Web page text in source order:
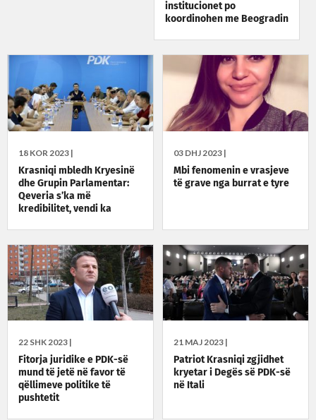
institucionet po
koordinohen me Beogradin
03 DHJ 2023 |
Mbi fenomenin e vrasjeve
të grave nga burrat e tyre
18 KOR 2023 |
Krasniqi mbledh Kryesinë
dhe Grupin Parlamentar:
Qeveria s’ka më
kredibilitet, vendi ka
21 MAJ 2023 |
Patriot Krasniqi zgjidhet
kryetar i Degës së PDK-së
në Itali
22 SHK 2023 |
Fitorja juridike e PDK-së
mund të jetë në favor të
qëllimeve politike të
pushtetit